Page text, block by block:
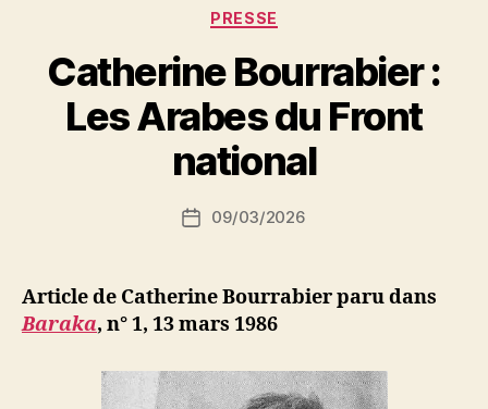
Catégories
PRESSE
Catherine Bourrabier :
Les Arabes du Front
national
Auteur
P
a
S
N
ji
Date09/03/2026
Article de Catherine Bourrabier paru dans
Baraka, n° 1, 13 mars 1986